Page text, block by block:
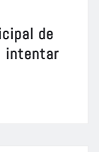
de
intentar